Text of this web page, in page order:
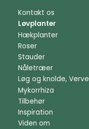
Kontakt os
Løvplanter
Hækplanter
Roser
Stauder
Nåletræer
Løg og knolde,
Mykorrhiza
Tilbehør
Inspiration
Viden om